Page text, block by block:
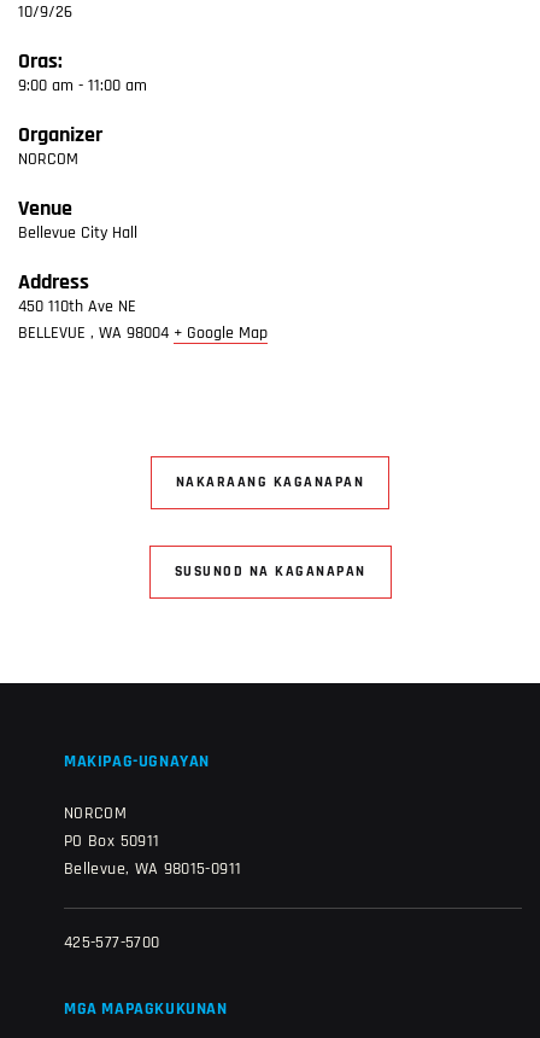
10/9/26
Oras:
9:00 am - 11:00 am
Organizer
NORCOM
Venue
Bellevue City Hall
Address
450 110th Ave NE
BELLEVUE , WA 98004 + Google Map
NAKARAANG KAGANAPAN
SUSUNOD NA KAGANAPAN
MAKIPAG-UGNAYAN
NORCOM
PO Box 50911
Bellevue, WA 98015-0911
425-577-5700
MGA MAPAGKUKUNAN